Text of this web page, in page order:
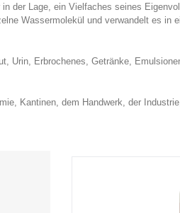
der Lage, ein Vielfaches seines
Wassermolekül und verwandelt es in
Urin, Erbrochenes, Getränke,
Kantinen, dem Handwerk, der